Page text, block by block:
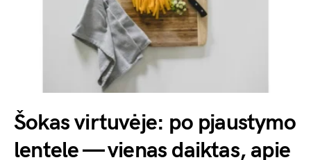
Šokas virtuvėje: po pjaustymo
lentele — vienas daiktas, apie